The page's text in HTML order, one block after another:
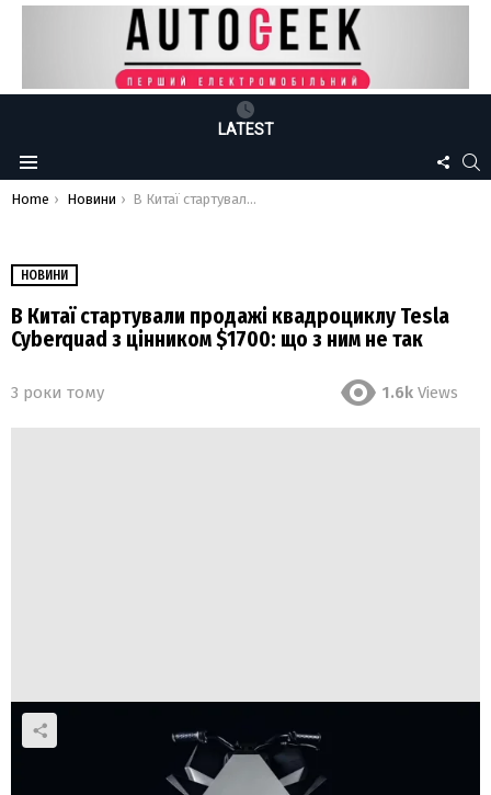
LATEST
Menu
US
You are here:
Home Новини В Китаї стартували продажі квадроциклу Tesla Cyberquad з цінником $1700: що з ним не так
НОВИНИ
В Китаї стартували продажі квадроциклу Tesla
Cyberquad з цінником $1700: що з ним не так
3 роки тому 1.6k Views